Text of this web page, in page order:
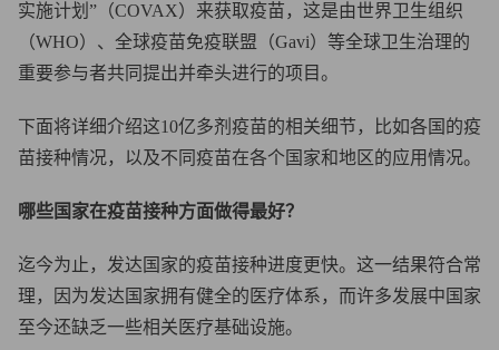
实施计划”（COVAX）来获取疫苗，这是由世界卫生组织
（WHO）、全球疫苗免疫联盟（Gavi）等全球卫生治理的
重要参与者共同提出并牵头进行的项目。
下面将详细介绍这10亿多剂疫苗的相关细节，比如各国的疫
苗接种情况，以及不同疫苗在各个国家和地区的应用情况。
哪些国家在疫苗接种方面做得最好？
迄今为止，发达国家的疫苗接种进度更快。这一结果符合常
理，因为发达国家拥有健全的医疗体系，而许多发展中国家
至今还缺乏一些相关医疗基础设施。